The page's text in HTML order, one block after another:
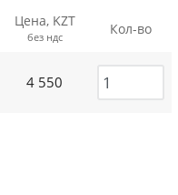
Цена, KZT
без ндс Кол-во
4 550